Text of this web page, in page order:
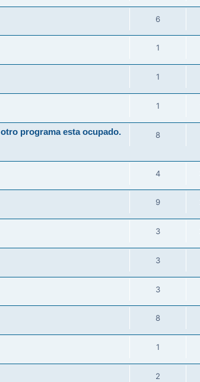
6
1
1
1
programa esta ocupado.
8
4
9
3
3
3
8
1
2